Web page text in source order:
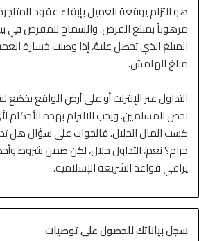
هو التزام يوقعهُ العميل بإبقاء عقود
مرهوناً بمبلغ القرض. والسماح للمقرض في
المبلغ الذي تحصل عليهُ، إذا وصلت خسارة
مبلغ الهامش.
التداول عبر الإنترنت أو على أرض الواقع
تخص المسلمين. ويجب الالتزام بهذه الأحكام
كسب المال الحلال. فالجواب على سؤال هل
حرام؟ نعم، التداول حلال، لكن ضمن شروط
يراعي قواعد الشريعة الإسلامية.
سجل بياناتك للحصول على توصيات